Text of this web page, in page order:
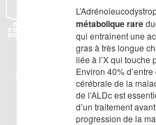
métabolique rare
qui entrainent une
gras à très longue
liée à l’X qui touche
Environ 40%
cérébrale de la
de l’ALDc est
d’un traitement
progression de la